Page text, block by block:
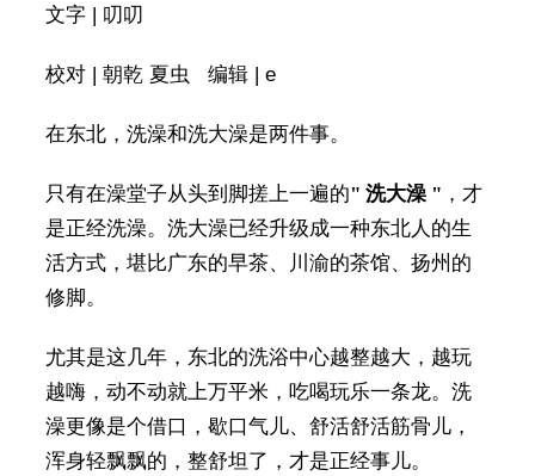
文字 | 叨叨
校对 | 朝乾 夏虫 编辑 | e
在东北，洗澡和洗大澡是两件事。
只有在澡堂子从头到脚搓上一遍的" 洗大澡 " ，才
是正经洗澡。洗大澡已经升级成一种东北人的生
活方式，堪比广东的早茶、川渝的茶馆、扬州的
修脚。
尤其是这几年，东北的洗浴中心越整越大，越玩
越嗨，动不动就上万平米，吃喝玩乐一条龙。洗
澡更像是个借口，歇口气儿、舒活舒活筋骨儿，
浑身轻飘飘的，整舒坦了，才是正经事儿。